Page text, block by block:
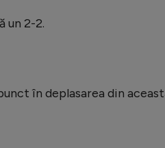
un 2-2.
în deplasarea din